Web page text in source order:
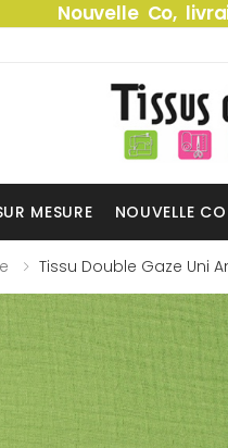
Nouvelle Co,
MESURE NOUVELLE CO
Tissu Double Gaze Uni